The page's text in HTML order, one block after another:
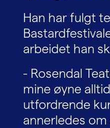
Han har fulgt
arbeidet han
- Rosendal
mine øyne
utfordrende
annerledes